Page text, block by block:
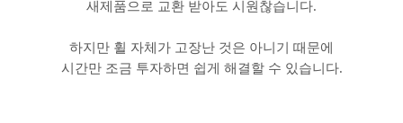
새제품으로 교환 받아도 시원찮습니다.
하지만 휠 자체가 고장난 것은 아니기 때문에
시간만 조금 투자하면 쉽게 해결할 수 있습니다.